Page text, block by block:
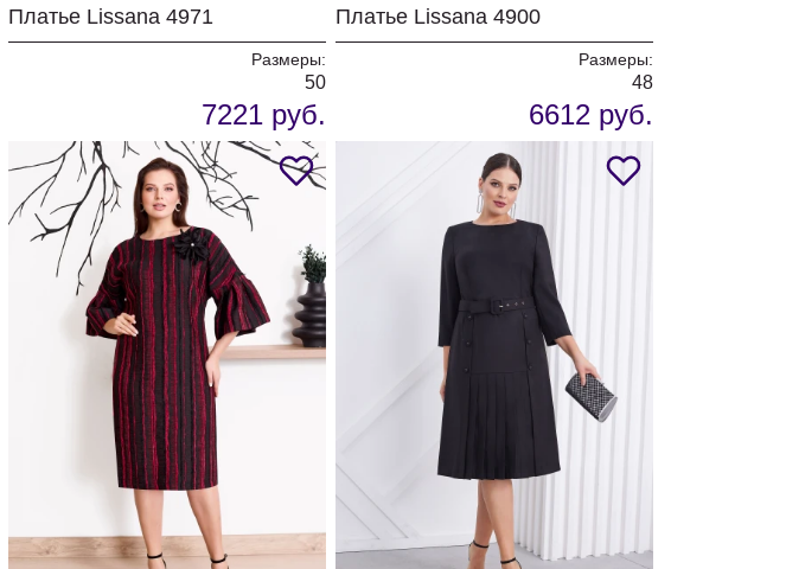
Платье Lissana 4971
Размеры:
50
7221 руб.
Платье Lissana 4900
Размеры:
48
6612 руб.